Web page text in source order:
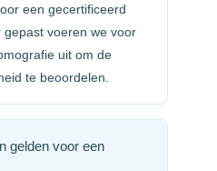
een gecertificeerd
gepast voeren we voor
uit om de
te beoordelen.
gelden voor een